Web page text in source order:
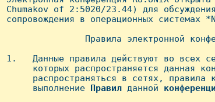
Chumakov of 2:5020/23.44) для
сопровождения в операционных системах
Пpавила электронной
1.   Данные пpавила действуют во всех
котоpых pаспpостpаняется данная
pаспpостpаняться в сетях, пpавила
      выполнение
Пpавил данной